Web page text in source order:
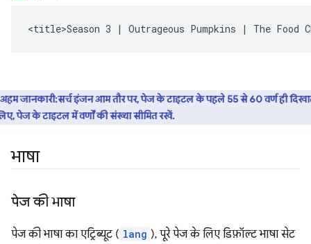
<title>Season 3 | Outrageous Pumpkins | The Food
अहम जानकारी:सर्च इंजन आम तौर पर, पेज के टाइटल के पहले 55 से 60 वर्ण ही
पेज के टाइटल में वर्णों की संख्या सीमित रखें.
भाषा
पेज की भाषा
पेज की भाषा का एट्रिब्यूट ( lang ), पूरे पेज के लिए डिफ़ॉल्ट भाषा सेट